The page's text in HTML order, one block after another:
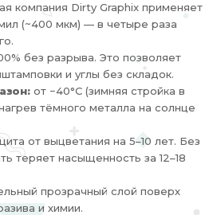
компания Dirty Graphix применяет
(~400 мкм) — в четыре раза
без разрыва. Это позволяет
и углы без складок.
от −40°C (зимняя стройка в
тёмного металла на солнце
от выцветания на 5–10 лет. Без
теряет насыщенность за 12–18
прозрачный слой поверх
и химии.